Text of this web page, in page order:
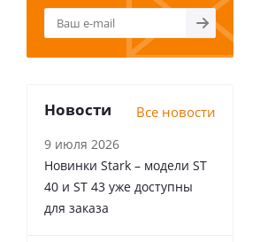
Новости Все новости
9 июля 2026
Новинки Stark – модели ST
40 и ST 43 уже доступны
для заказа